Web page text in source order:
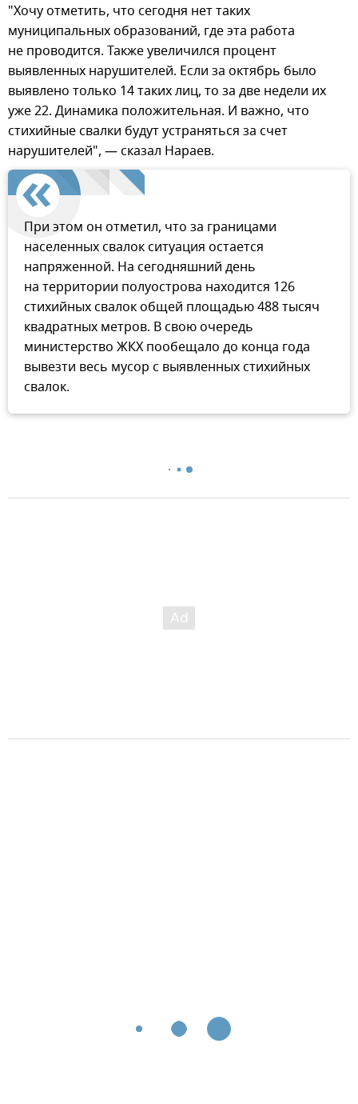
"Хочу отметить, что сегодня нет таких
муниципальных образований, где эта работа
не проводится. Также увеличился процент
выявленных нарушителей. Если за октябрь было
выявлено только 14 таких лиц, то за две недели их
уже 22. Динамика положительная. И важно, что
стихийные свалки будут устраняться за счет
нарушителей", — сказал Нараев.
При этом он отметил, что за границами
населенных свалок ситуация остается
напряженной. На сегодняшний день
на территории полуострова находится 126
стихийных свалок общей площадью 488 тысяч
квадратных метров. В свою очередь
министерство ЖКХ пообещало до конца года
вывезти весь мусор с выявленных стихийных
свалок.